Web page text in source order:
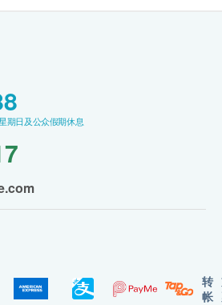
期日及公众假期休息
转
帐